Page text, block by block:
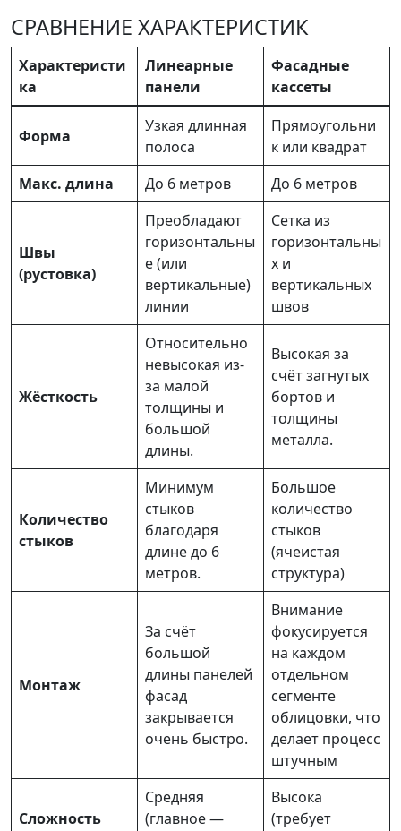
СРАВНЕНИЕ ХАРАКТЕРИСТИК
Характеристи
ка
Линеарные
панели
Фасадные
кассеты
Форма
Узкая длинная
полоса
Прямоугольни
к или квадрат
Макс. длина
До 6 метров До 6 метров
Швы
(рустовка)
Преобладают
горизонтальны
е (или
вертикальные)
линии
Сетка из
горизонтальны
х и
вертикальных
швов
Жёсткость
Относительно
невысокая из-
за малой
толщины и
большой
длины.
Высокая за
счёт загнутых
бортов и
толщины
металла.
Количество
стыков
Минимум
стыков
благодаря
длине до 6
метров.
Большое
количество
стыков
(ячеистая
структура)
Монтаж
За счёт
большой
длины панелей
фасад
закрывается
очень быстро.
Внимание
фокусируется
на каждом
отдельном
сегменте
облицовки, что
делает процесс
штучным
Сложность
Средняя
(главное —
Высока
(требует